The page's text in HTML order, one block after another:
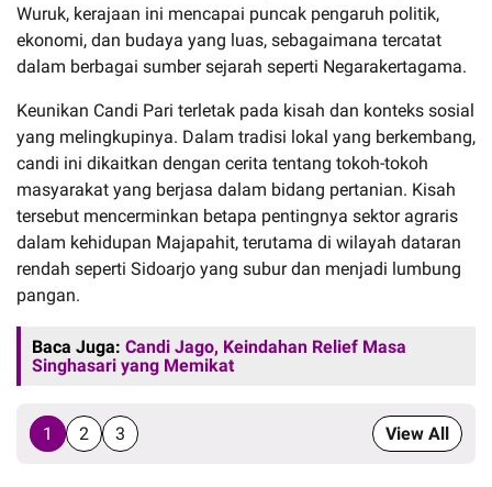
Wuruk, kerajaan ini mencapai puncak pengaruh politik,
ekonomi, dan budaya yang luas, sebagaimana tercatat
dalam berbagai sumber sejarah seperti Negarakertagama.
Keunikan Candi Pari terletak pada kisah dan konteks sosial
yang melingkupinya. Dalam tradisi lokal yang berkembang,
candi ini dikaitkan dengan cerita tentang tokoh-tokoh
masyarakat yang berjasa dalam bidang pertanian. Kisah
tersebut mencerminkan betapa pentingnya sektor agraris
dalam kehidupan Majapahit, terutama di wilayah dataran
rendah seperti Sidoarjo yang subur dan menjadi lumbung
pangan.
Baca Juga: Candi Jago, Keindahan Relief Masa
Singhasari yang Memikat
1 2 3 View All